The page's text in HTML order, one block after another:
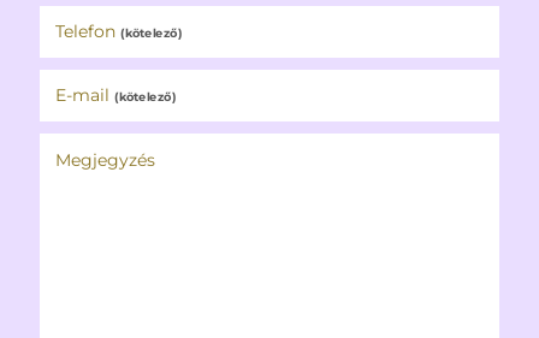
Telefon (kötelező)
E-mail (kötelező)
Megjegyzés